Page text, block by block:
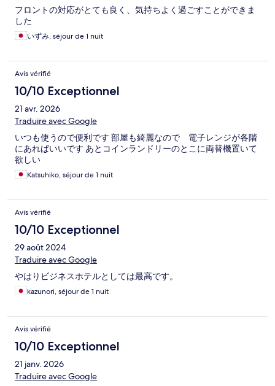
フロントの対応がとても良く、気持ちよく過ごすことができま
した
いずみ, séjour de 1 nuit
Avis vérifié
10/10 Exceptionnel
21 avr. 2026
Traduire avec Google
いつも使うので便利です 部屋も綺麗なので 電子レンジが各階
にあればいいです あとコインランドリーのとこに両替機置いて
欲しい
Katsuhiko, séjour de 1 nuit
Avis vérifié
10/10 Exceptionnel
29 août 2024
Traduire avec Google
やはりビジネスホテルとしては最高です。
kazunori, séjour de 1 nuit
Avis vérifié
10/10 Exceptionnel
21 janv. 2026
Traduire avec Google